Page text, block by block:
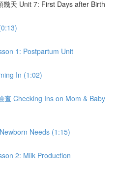
幾天 Unit 7: First Days after Birth
1: Postpartum Unit
In (1:02)
查 Checking Ins on Mom & Baby
Needs (1:15)
2: Milk Production